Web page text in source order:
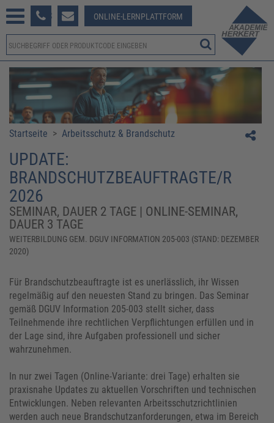
381-123 ONLINE-LERNPLATTFORM
Startseite > Arbeitsschutz & Brandschutz
UPDATE:
BRANDSCHUTZBEAUFTRAGTE/R
2026
SEMINAR, DAUER 2 TAGE | ONLINE-SEMINAR,
DAUER 3 TAGE
WEITERBILDUNG GEM. DGUV INFORMATION 205-003 (STAND: DEZEMBER
2020)
Für Brandschutzbeauftragte ist es unerlässlich, ihr Wissen
regelmäßig auf den neuesten Stand zu bringen. Das Seminar
gemäß DGUV Information 205-003 stellt sicher, dass
Teilnehmende ihre rechtlichen Verpflichtungen erfüllen und in
der Lage sind, ihre Aufgaben professionell und sicher
wahrzunehmen.
In nur zwei Tagen (Online-Variante: drei Tage) erhalten sie
praxisnahe Updates zu aktuellen Vorschriften und technischen
Entwicklungen. Neben relevanten Arbeitsschutzrichtlinien
werden auch neue Brandschutzanforderungen, etwa im Bereich